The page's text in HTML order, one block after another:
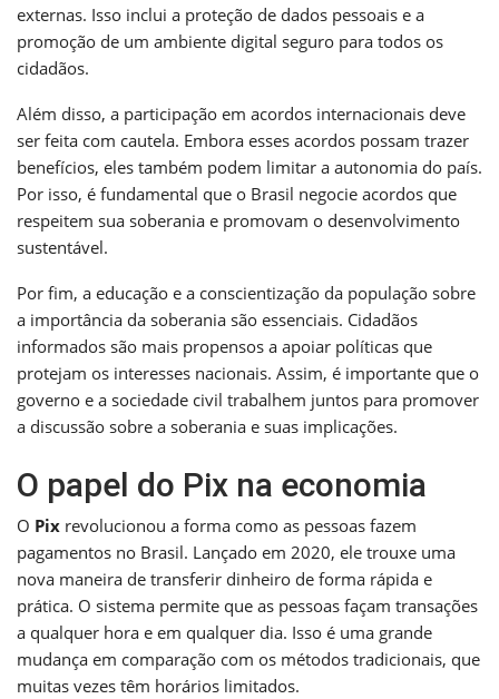
externas. Isso inclui a proteção de dados pessoais e a
promoção de um ambiente digital seguro para todos os
cidadãos.
Além disso, a participação em acordos internacionais deve
ser feita com cautela. Embora esses acordos possam trazer
benefícios, eles também podem limitar a autonomia do país.
Por isso, é fundamental que o Brasil negocie acordos que
respeitem sua soberania e promovam o desenvolvimento
sustentável.
Por fim, a educação e a conscientização da população sobre
a importância da soberania são essenciais. Cidadãos
informados são mais propensos a apoiar políticas que
protejam os interesses nacionais. Assim, é importante que o
governo e a sociedade civil trabalhem juntos para promover
a discussão sobre a soberania e suas implicações.
O papel do Pix na economia
O Pix revolucionou a forma como as pessoas fazem
pagamentos no Brasil. Lançado em 2020, ele trouxe uma
nova maneira de transferir dinheiro de forma rápida e
prática. O sistema permite que as pessoas façam transações
a qualquer hora e em qualquer dia. Isso é uma grande
mudança em comparação com os métodos tradicionais, que
muitas vezes têm horários limitados.